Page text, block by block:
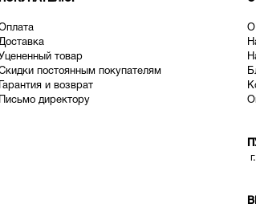
цененный товар
постоянным покупателям
Гарантия и возврат
Письмо директору
О